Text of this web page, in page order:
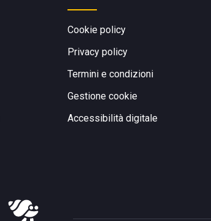
Cookie policy
Privacy policy
Termini e condizioni
Gestione cookie
Accessibilità digitale